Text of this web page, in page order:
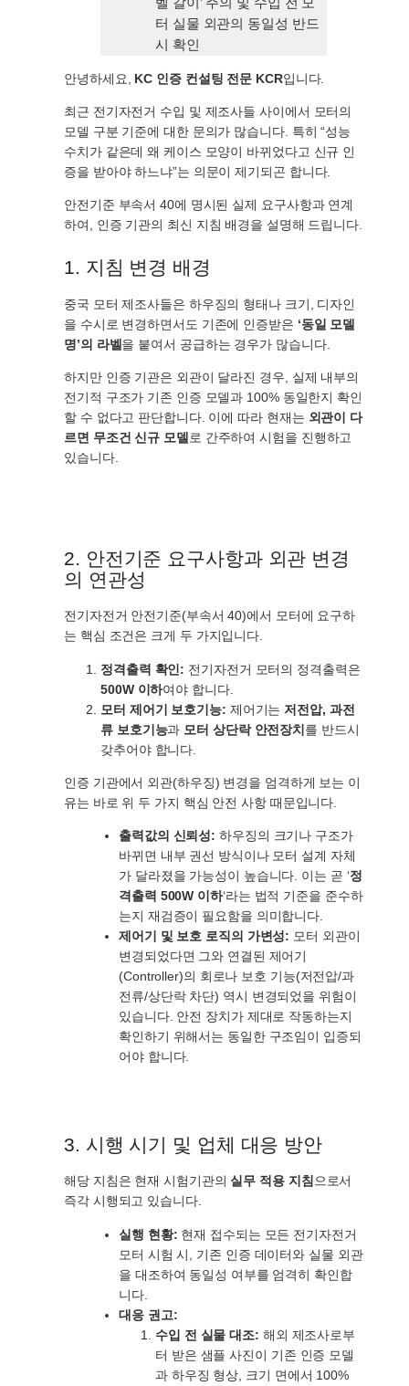
터 실물 외관의 동일성 반드
시 확인
안녕하세요, KC 인증 컨설팅 전문 KCR입니다.
최근 전기자전거 수입 및 제조사들 사이에서 모터의
모델 구분 기준에 대한 문의가 많습니다. 특히 “성능
수치가 같은데 왜 케이스 모양이 바뀌었다고 신규 인
증을 받아야 하느냐”는 의문이 제기되곤 합니다.
안전기준 부속서 40에 명시된 실제 요구사항과 연계
하여, 인증 기관의 최신 지침 배경을 설명해 드립니다.
1. 지침 변경 배경
중국 모터 제조사들은 하우징의 형태나 크기, 디자인
을 수시로 변경하면서도 기존에 인증받은 ‘동일 모델
명’의 라벨을 붙여서 공급하는 경우가 많습니다.
하지만 인증 기관은 외관이 달라진 경우, 실제 내부의
전기적 구조가 기존 인증 모델과 100% 동일한지 확인
할 수 없다고 판단합니다. 이에 따라 현재는 외관이 다
르면 무조건 신규 모델 로 간주하여 시험을 진행하고
있습니다.
2. 안전기준 요구사항과 외관 변경
의 연관성
전기자전거 안전기준(부속서 40)에서 모터에 요구하
는 핵심 조건은 크게 두 가지입니다.
정격출력 확인: 전기자전거 모터의 정격출력은
500W 이하여야 합니다.
모터 제어기 보호기능: 제어기는 저전압, 과전
류 보호기능과 모터 상단락 안전장치를 반드시
갖추어야 합니다.
인증 기관에서 외관(하우징) 변경을 엄격하게 보는 이
유는 바로 위 두 가지 핵심 안전 사항 때문입니다.
출력값의 신뢰성: 하우징의 크기나 구조가
바뀌면 내부 권선 방식이나 모터 설계 자체
가 달라졌을 가능성이 높습니다. 이는 곧 ‘정
격출력 500W 이하‘라는 법적 기준을 준수하
는지 재검증이 필요함을 의미합니다.
제어기 및 보호 로직의 가변성: 모터 외관이
변경되었다면 그와 연결된 제어기
(Controller)의 회로나 보호 기능(저전압/과
전류/상단락 차단) 역시 변경되었을 위험이
있습니다. 안전 장치가 제대로 작동하는지
확인하기 위해서는 동일한 구조임이 입증되
어야 합니다.
3. 시행 시기 및 업체 대응 방안
해당 지침은 현재 시험기관의 실무 적용 지침 으로서
즉각 시행되고 있습니다.
실행 현황: 현재 접수되는 모든 전기자전거
모터 시험 시, 기존 인증 데이터와 실물 외관
을 대조하여 동일성 여부를 엄격히 확인합
니다.
대응 권고:
수입 전 실물 대조: 해외 제조사로부
터 받은 샘플 사진이 기존 인증 모델
과 하우징 형상, 크기 면에서 100%